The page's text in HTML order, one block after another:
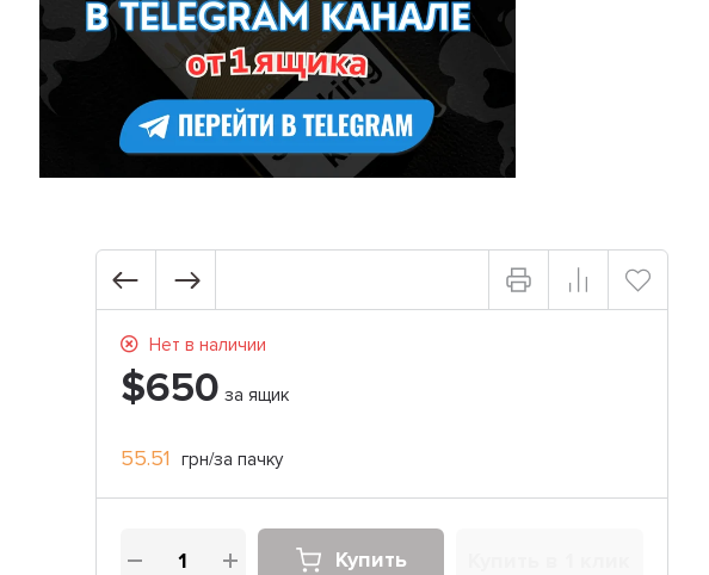
Нет в наличии
$650 за ящик
55.51 грн/за пачку
Купить